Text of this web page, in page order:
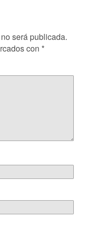
será publicada.
con *